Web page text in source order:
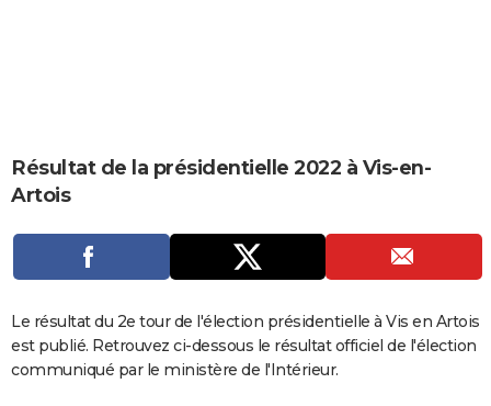
CARTE DE VOEUX
Carte de Noël
Carte Bonne année
Carte Saint-Valentin
Carte Pâques
Carte d'anniversaire
DICTIONNAIRE
Dictionnaire
Biographies
Expressions
Proverbes
PROGRAMME TV
S'inscrire
Se connecter
Lycées
Collèges
Primaires
Universités
Entreprises
Service militaire
Avis de recherche
AVIS DE DÉCÈS
Résultat de la présidentielle 2022 à Vis-en-
Artois
Le résultat du 2e tour de l'élection présidentielle à Vis en Artois
est publié. Retrouvez ci-dessous le résultat officiel de l'élection
communiqué par le ministère de l'Intérieur.